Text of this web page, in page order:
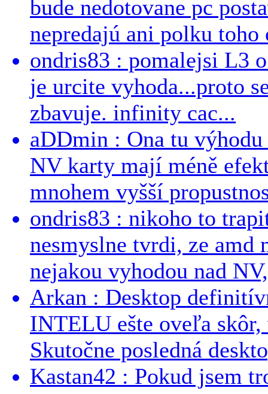
bude nedotovane pc
nepredajú ani polku toho
ondris83 : pomalejsi L3
je urcite vyhoda...proto
zbavuje. infinity cac...
aDDmin : Ona tu
NV karty mají méně
mnohem vyšší
ondris83 : nikoho to
nesmyslne tvrdi, ze
nejakou vyhodou nad
Arkan : Desktop
INTELU ešte oveľa
Skutočne posledná
Kastan42 : Pokud jsem